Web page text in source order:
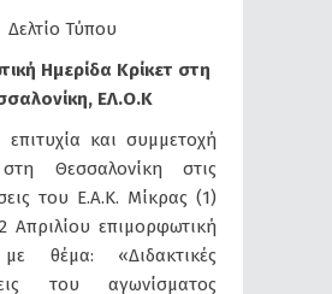
Δελτίο Τύπου
Ημερίδα Κρίκετ στη
ΕΛ.Ο.Κ
και συμμετοχή
στη Θεσσαλονίκη στις
του Ε.Α.Κ. Μίκρας (1)
Απριλίου επιμορφωτική
θέμα: «Διδακτικές
του αγωνίσματος